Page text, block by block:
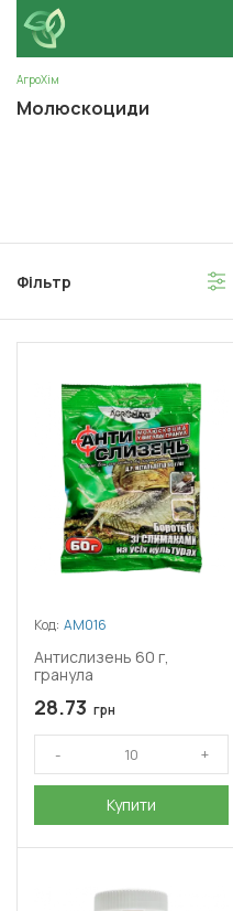
АгроХім
Молюскоциди
Фільтр
Код: АМ016
Антислизень 60 г,
гранула
28.73 грн
Купити